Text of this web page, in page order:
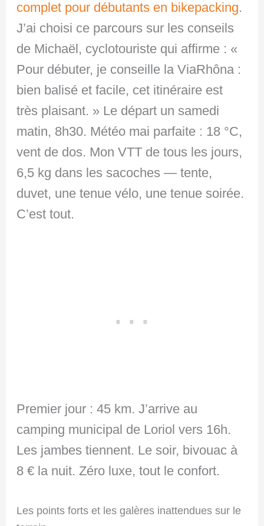
complet pour débutants en bikepacking.
J’ai choisi ce parcours sur les conseils
de Michaël, cyclotouriste qui affirme : «
Pour débuter, je conseille la ViaRhôna :
bien balisé et facile, cet itinéraire est
très plaisant. » Le départ un samedi
matin, 8h30. Météo mai parfaite : 18 °C,
vent de dos. Mon VTT de tous les jours,
6,5 kg dans les sacoches — tente,
duvet, une tenue vélo, une tenue soirée.
C’est tout.
Premier jour : 45 km. J’arrive au
camping municipal de Loriol vers 16h.
Les jambes tiennent. Le soir, bivouac à
8 € la nuit. Zéro luxe, tout le confort.
Les points forts et les galères inattendues sur le